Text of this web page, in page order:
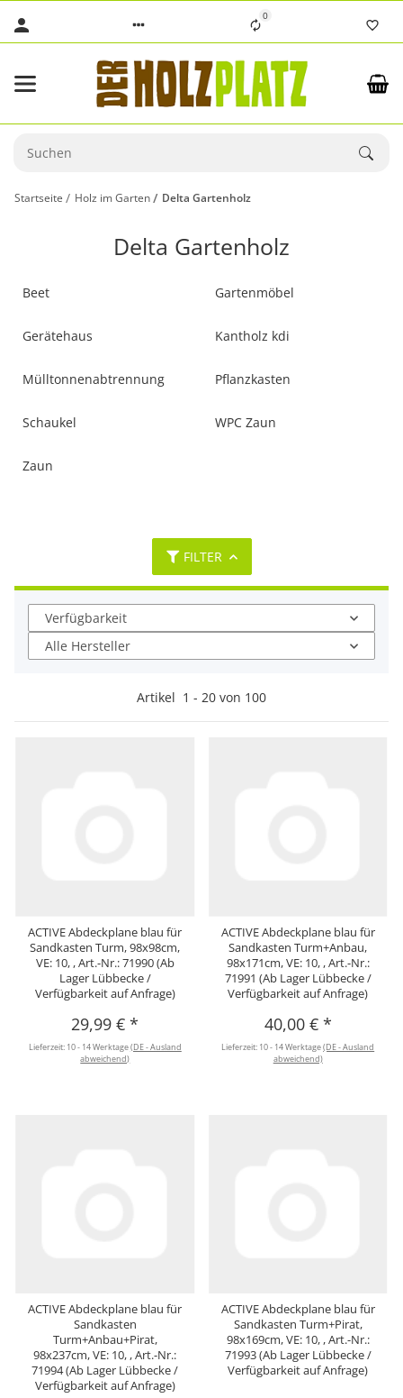
0
Startseite Holz im Garten Delta Gartenholz
Delta Gartenholz
Beet Gartenmöbel
Gerätehaus Kantholz kdi
Mülltonnenabtrennung Pflanzkasten
Schaukel WPC Zaun
Zaun
FILTER
Verfügbarkeit
Alle Hersteller
Artikel 1 - 20 von 100
ACTIVE Abdeckplane blau für
Sandkasten Turm, 98x98cm,
VE: 10, , Art.-Nr.: 71990 (Ab
Lager Lübbecke /
Verfügbarkeit auf Anfrage)
29,99 €*
Lieferzeit: 10 - 14 Werktage(DE - Ausland
abweichend)
ACTIVE Abdeckplane blau für
Sandkasten Turm+Anbau,
98x171cm, VE: 10, , Art.-Nr.:
71991 (Ab Lager Lübbecke /
Verfügbarkeit auf Anfrage)
40,00 € *
Lieferzeit: 10 - 14 Werktage(DE - Ausland
abweichend)
ACTIVE Abdeckplane blau für
Sandkasten
Turm+Anbau+Pirat,
98x237cm, VE: 10, , Art.-Nr.:
71994 (Ab Lager Lübbecke /
Verfügbarkeit auf Anfrage)
ACTIVE Abdeckplane blau für
Sandkasten Turm+Pirat,
98x169cm, VE: 10, , Art.-Nr.:
71993 (Ab Lager Lübbecke /
Verfügbarkeit auf Anfrage)